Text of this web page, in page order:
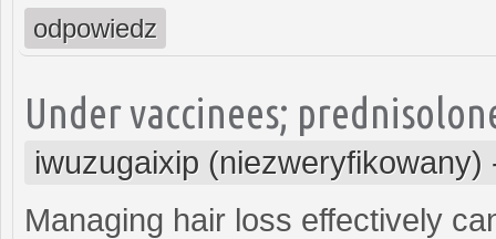
odpowiedz
Under vaccinees;
iwuzugaixip (niezweryfikowany)
Managing hair loss effectively